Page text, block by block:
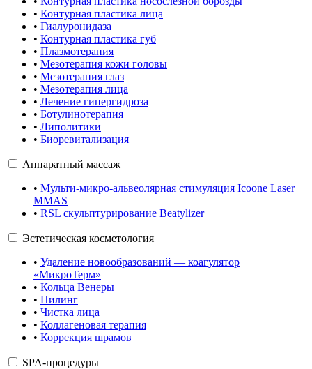
• Контурная пластика лица
• Гиалуронидаза
• Контурная пластика губ
• Плазмотерапия
• Мезотерапия кожи головы
• Мезотерапия глаз
• Мезотерапия лица
• Лечение гипергидроза
• Ботулинотерапия
• Липолитики
• Биоревитализация
Аппаратный массаж
• Мульти-микро-альвеолярная стимуляция Icoone Laser
MMAS
• RSL скульптурирование Beatylizer
Эстетическая косметология
• Удаление новообразований — коагулятор
«МикроТерм»
• Кольца Венеры
• Пилинг
• Чистка лица
• Коллагеновая терапия
• Коррекция шрамов
SPA-процедуры